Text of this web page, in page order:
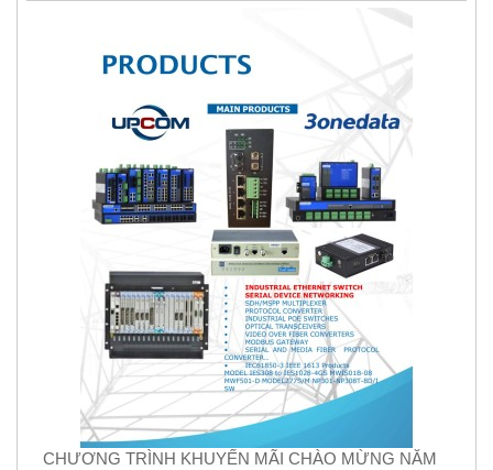
CHƯƠNG TRÌNH KHUYẾN MÃI CHÀO MỪNG NĂM